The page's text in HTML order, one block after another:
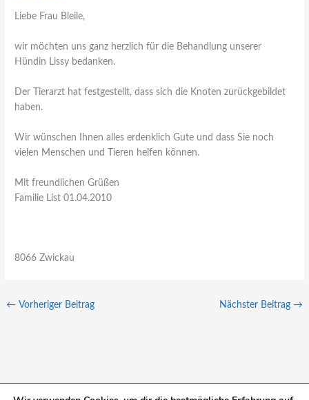
Liebe Frau Bleile,
wir möchten uns ganz herzlich für die Behandlung unserer
Hündin Lissy bedanken.
Der Tierarzt hat festgestellt, dass sich die Knoten zurückgebildet
haben.
Wir wünschen Ihnen alles erdenklich Gute und dass Sie noch
vielen Menschen und Tieren helfen können.
Mit freundlichen Grüßen
Familie List 01.04.2010
8066 Zwickau
← Vorheriger Beitrag Nächster Beitrag →